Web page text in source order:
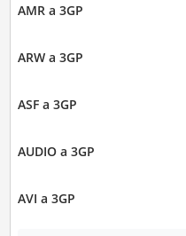
AMR a 3GP
ARW a 3GP
ASF a 3GP
AUDIO a 3GP
AVI a 3GP